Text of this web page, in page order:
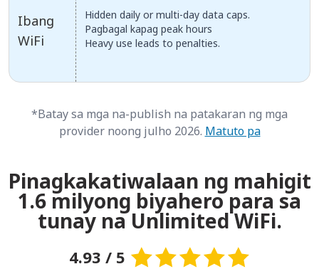
Ibang
WiFi
Hidden daily or multi-day data caps.
Pagbagal kapag peak hours
Heavy use leads to penalties.
*Batay sa mga na-publish na patakaran ng mga
provider noong julho 2026. Matuto pa
Pinagkakatiwalaan ng mahigit
1.6 milyong biyahero para sa
tunay na Unlimited WiFi.
4.93 / 5